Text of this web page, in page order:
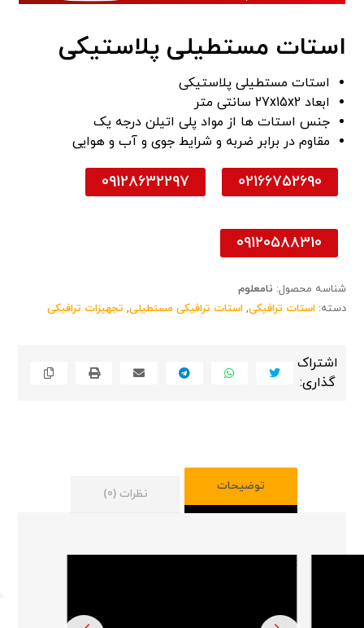
استات مستطیلی پلاستیکی
استات مستطیلی پلاستیکی
ابعاد 27x15x2 سانتی متر
جنس استات ها از مواد پلی اتیلن درجه یک
مقاوم در برابر ضربه و شرایط جوی و آب و هوایی
02166752690
09128632297
09120588310
شناسه محصول: نامعلوم
دسته:استات ترافیکی,استات ترافیکی مستطیلی, تجهیزات ترافیکی
توضیحات
نظرات (0)